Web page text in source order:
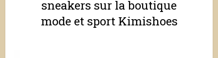
sneakers sur la boutique
mode et sport Kimishoes